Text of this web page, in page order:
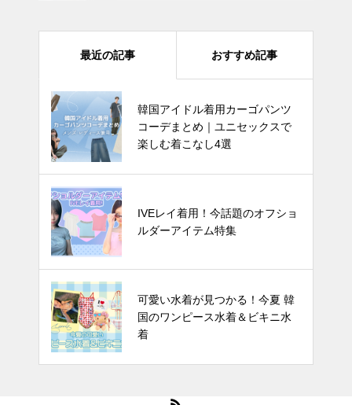
最近の記事 おすすめ記事
韓国アイドル着用カーゴパンツ
コーデまとめ｜ユニセックスで
楽しむ着こなし4選
IVEレイ着用！今話題のオフショ
ルダーアイテム特集
可愛い水着が見つかる！今夏 韓
国のワンピース水着＆ビキニ水
着
IVEレイ着用！今話題のオフショ
ルダーアイテム特集
り? 韓国でバズってるラッキーア
イテム 5選
韓国芸能人は雨の日に何を着る？
🌧️この夏真似したいレインブー
ツコーデ